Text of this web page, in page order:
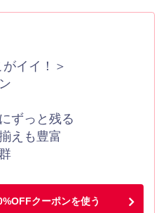
イイ！＞
ずっと残る
えも豊富
クーポンを使う